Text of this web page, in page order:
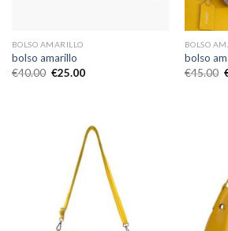
BOLSO AMARILLO
bolso amarillo
€40.00 €25.00
BOLSO
bolso
€45.00